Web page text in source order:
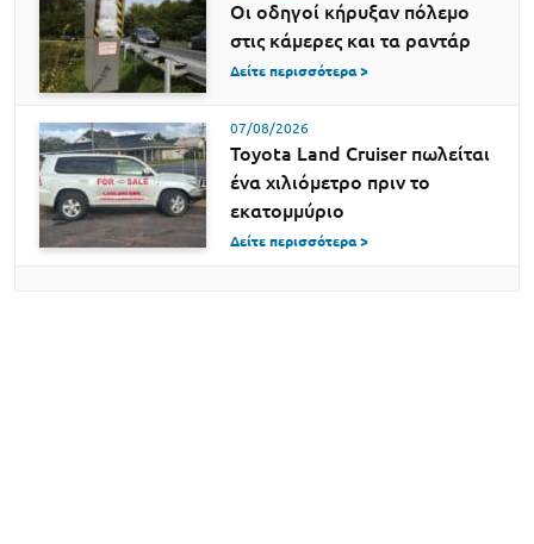
Οι οδηγοί κήρυξαν πόλεμο
στις κάμερες και τα ραντάρ
Δείτε περισσότερα >
07/08/2026
Toyota Land Cruiser πωλείται
ένα χιλιόμετρο πριν το
εκατομμύριο
Δείτε περισσότερα >